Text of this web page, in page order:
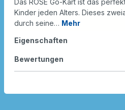
Das ROSE Go-Kart ist das
Kinder jeden Alters. Dieses
durch seine… Mehr
Eigenschaften
Bewertungen